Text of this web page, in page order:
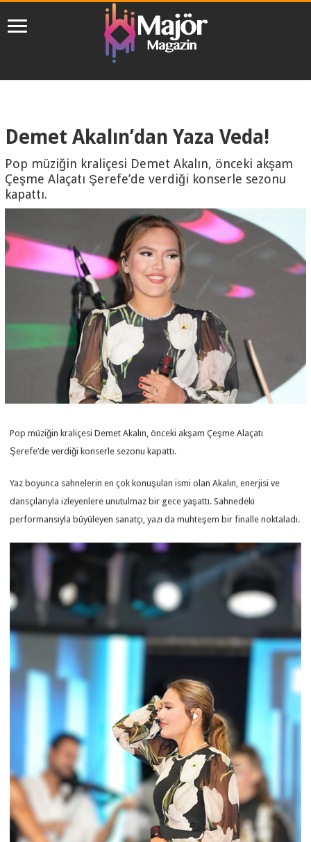
Demet Akalın’dan Yaza Veda!
Pop müziğin kraliçesi Demet Akalın, önceki akşam
Çeşme Alaçatı Şerefe’de verdiği konserle sezonu
kapattı.
Pop müziğin kraliçesi Demet Akalın, önceki akşam Çeşme Alaçatı
Şerefe’de verdiği konserle sezonu kapattı.
Yaz boyunca sahnelerin en çok konuşulan ismi olan Akalın, enerjisi ve
dansçılarıyla izleyenlere unutulmaz bir gece yaşattı. Sahnedeki
performansıyla büyüleyen sanatçı, yazı da muhteşem bir finalle noktaladı.